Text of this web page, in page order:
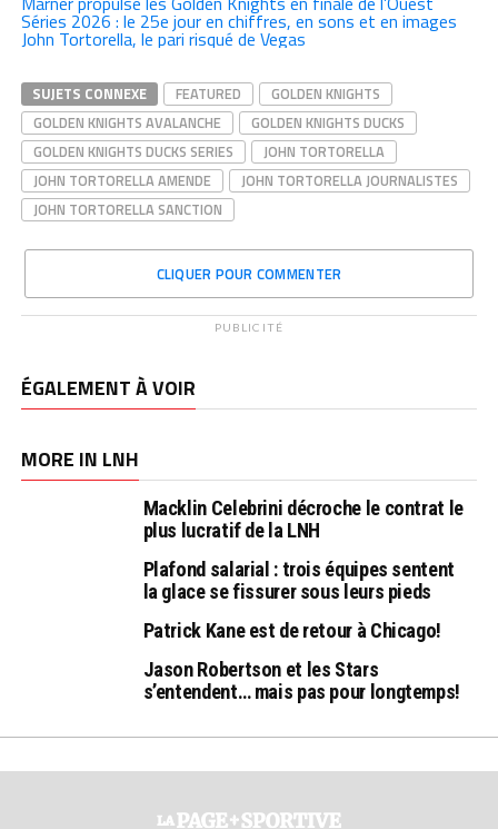
Séries 2026 : le 25e jour en chiffres, en sons et en images
John Tortorella, le pari risqué de Vegas
SUJETS CONNEXE FEATURED
GOLDEN KNIGHTS
GOLDEN KNIGHTS AVALANCHE
GOLDEN KNIGHTS DUCKS
GOLDEN KNIGHTS DUCKS SERIES
JOHN TORTORELLA
JOHN TORTORELLA AMENDE
JOHN TORTORELLA JOURNALISTES
JOHN TORTORELLA SANCTION
CLIQUER POUR COMMENTER
PUBLICITÉ
ÉGALEMENT À VOIR
MORE IN LNH
Macklin Celebrini décroche le contrat le
plus lucratif de la LNH
Plafond salarial : trois équipes sentent
la glace se fissurer sous leurs pieds
Patrick Kane est de retour à Chicago!
Jason Robertson et les Stars
s’entendent… mais pas pour longtemps!